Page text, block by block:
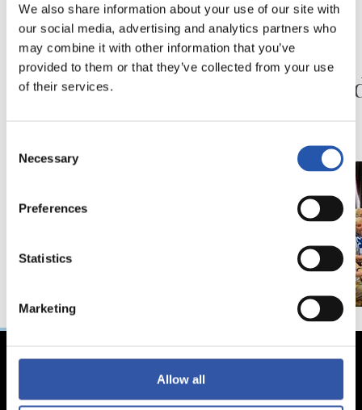
We also share information about your use of our site with
our social media, advertising and analytics partners who
may combine it with other information that you’ve
provided to them or that they’ve collected from your use
of their services.
Selection
Necessary
Preferences
Statistics
Marketing
Allow all
01/07/2026
VETERANOS
Pésame por el
17/06/2026
VETERANOS